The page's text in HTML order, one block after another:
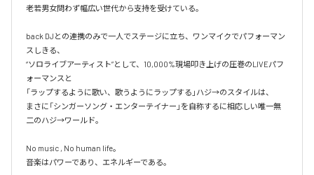
老若男女問わず幅広い世代から支持を受けている。
back DJとの連携のみで一人でステージに立ち、ワンマイクでパフォーマン
スしきる、
“ソロライブアーティスト”として、10,000%現場叩き上げの圧巻のLIVEパフ
ォーマンスと
「ラップするように歌い、歌うようにラップする」ハジ→のスタイルは、
まさに「シンガーソング・エンターテイナー」を自称するに相応しい唯一無
二のハジ→ワールド。
No music , No human life。
音楽はパワーであり、エネルギーである。